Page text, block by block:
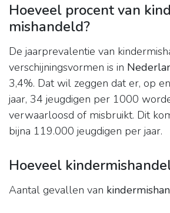
Hoeveel procent van
mishandeld?
De jaarprevalentie van
verschijningsvormen is in
3,4%. Dat wil zeggen dat er, op
jaar, 34 jeugdigen per 1000
verwaarloosd of misbruikt. Dit
bijna 119.000 jeugdigen per jaar.
Hoeveel
Aantal gevallen van